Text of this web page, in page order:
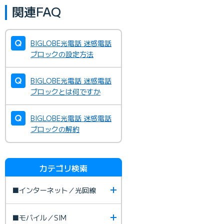
関連FAQ
BIGLOBE光電話 迷惑電話
ブロックの設定方法
BIGLOBE光電話 迷惑電話
ブロックとは何ですか
BIGLOBE光電話 迷惑電話
ブロックの解約
カテゴリ検索
■インターネット／光回線
■モバイル／SIM